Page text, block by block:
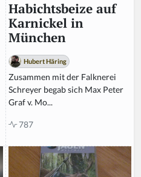
Habichtsbeize auf
Karnickel in
München
Hubert Häring
Zusammen mit der Falknerei
Schreyer begab sich Max Peter
Graf v. Mo...
787